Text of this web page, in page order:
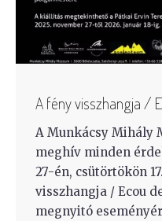
A fény visszhangja /
A Munkácsy Mihály
meghív minden
27-én, csütörtökön
visszhangja / Ecou
megnyitó